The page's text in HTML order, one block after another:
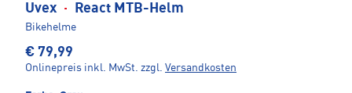
Uvex · React MTB-Helm
Bikehelme
€ 79,99
Onlinepreis inkl. MwSt. zzgl. Versandkosten